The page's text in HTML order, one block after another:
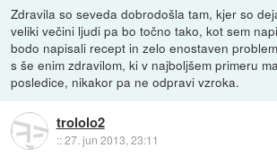
Zdravila so seveda dobrodošla tam, kjer so
veliki večini ljudi pa bo točno tako, kot sem
bodo napisali recept in zelo enostaven
s še enim zdravilom, ki v najboljšem primeru
posledice, nikakor pa ne odpravi vzroka.
trololo2
::27. jun 2013, 23:11